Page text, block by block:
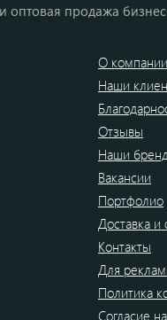
продажа
О компании
Наши
Отзывы
Наши
Вакансии
Портфолио
Доставка и
Контакты
Для
Политика
Согласие